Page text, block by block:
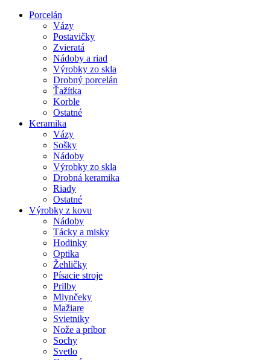
Porcelán
Vázy
Postavičky
Zvieratá
Nádoby a riad
Výrobky zo skla
Drobný porcelán
Ťažítka
Korble
Ostatné
Keramika
Vázy
Sošky
Nádoby
Výrobky zo skla
Drobná keramika
Riady
Ostatné
Výrobky z kovu
Nádoby
Tácky a misky
Hodinky
Optika
Žehličky
Písacie stroje
Prilby
Mlynčeky
Mažiare
Svietniky
Nože a príbor
Sochy
Svetlo